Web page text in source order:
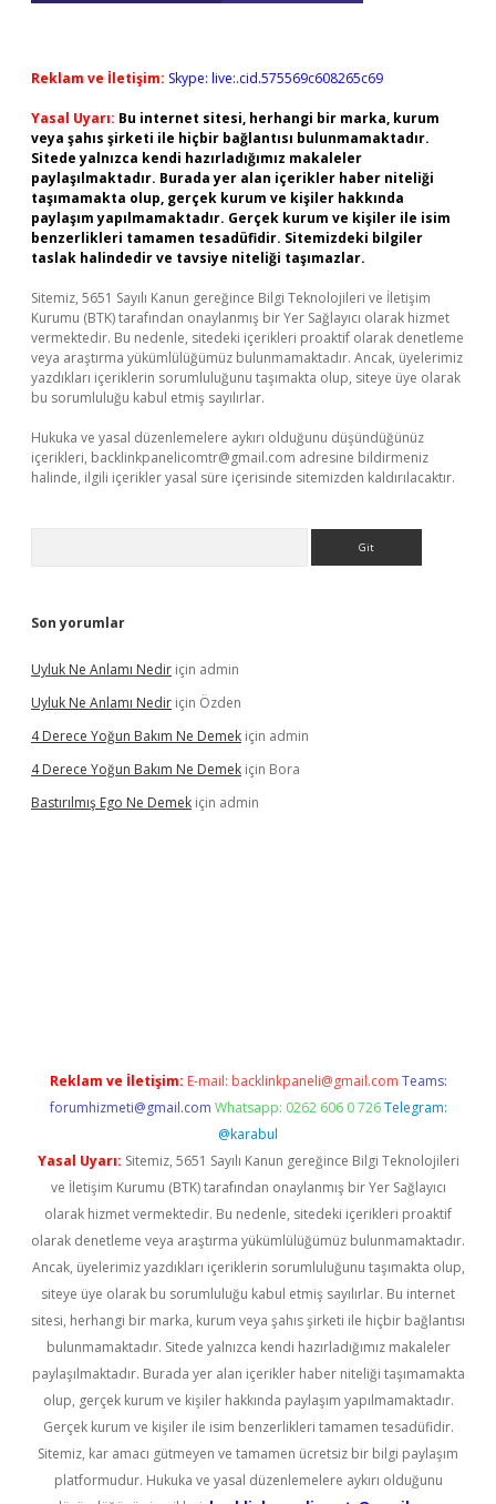
Reklam ve İletişim: Skype: live:.cid.575569c608265c69
Yasal Uyarı: Bu internet sitesi, herhangi bir marka, kurum
veya şahıs şirketi ile hiçbir bağlantısı bulunmamaktadır.
Sitede yalnızca kendi hazırladığımız makaleler
paylaşılmaktadır. Burada yer alan içerikler haber niteliği
taşımamakta olup, gerçek kurum ve kişiler hakkında
paylaşım yapılmamaktadır. Gerçek kurum ve kişiler ile isim
benzerlikleri tamamen tesadüfidir. Sitemizdeki bilgiler
taslak halindedir ve tavsiye niteliği taşımazlar.
Sitemiz, 5651 Sayılı Kanun gereğince Bilgi Teknolojileri ve İletişim
Kurumu (BTK) tarafından onaylanmış bir Yer Sağlayıcı olarak hizmet
vermektedir. Bu nedenle, sitedeki içerikleri proaktif olarak denetleme
veya araştırma yükümlülüğümüz bulunmamaktadır. Ancak, üyelerimiz
yazdıkları içeriklerin sorumluluğunu taşımakta olup, siteye üye olarak
bu sorumluluğu kabul etmiş sayılırlar.
Hukuka ve yasal düzenlemelere aykırı olduğunu düşündüğünüz
içerikleri, backlinkpanelicomtr@gmail.com adresine bildirmeniz
halinde, ilgili içerikler yasal süre içerisinde sitemizden kaldırılacaktır.
Son yorumlar
Uyluk Ne Anlamı Nedir için admin
Uyluk Ne Anlamı Nedir için Özden
4 Derece Yoğun Bakım Ne Demek için admin
4 Derece Yoğun Bakım Ne Demek için Bora
Bastırılmış Ego Ne Demek için admin
Reklam ve İletişim: E-mail: backlinkpaneli@gmail.com Teams:
forumhizmeti@gmail.com Whatsapp: 0262 606 0 726 Telegram:
@karabul
Yasal Uyarı: Sitemiz, 5651 Sayılı Kanun gereğince Bilgi Teknolojileri
ve İletişim Kurumu (BTK) tarafından onaylanmış bir Yer Sağlayıcı
olarak hizmet vermektedir. Bu nedenle, sitedeki içerikleri proaktif
olarak denetleme veya araştırma yükümlülüğümüz bulunmamaktadır.
Ancak, üyelerimiz yazdıkları içeriklerin sorumluluğunu taşımakta olup,
siteye üye olarak bu sorumluluğu kabul etmiş sayılırlar. Bu internet
sitesi, herhangi bir marka, kurum veya şahıs şirketi ile hiçbir bağlantısı
bulunmamaktadır. Sitede yalnızca kendi hazırladığımız makaleler
paylaşılmaktadır. Burada yer alan içerikler haber niteliği taşımamakta
olup, gerçek kurum ve kişiler hakkında paylaşım yapılmamaktadır.
Gerçek kurum ve kişiler ile isim benzerlikleri tamamen tesadüfidir.
Sitemiz, kar amacı gütmeyen ve tamamen ücretsiz bir bilgi paylaşım
platformudur. Hukuka ve yasal düzenlemelere aykırı olduğunu